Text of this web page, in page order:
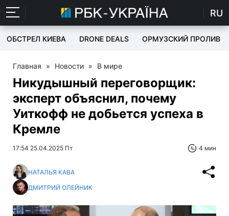
RU
ОБСТРЕЛ КИЕВА DRONE DEALS ОРМУЗСКИЙ ПРОЛИВ
Главная » Новости » В мире
Никудышный переговорщик:
эксперт объяснил, почему
Уиткофф не добьется успеха в
Кремле
17:54 25.04.2025 Пт 4 мин
НАТАЛЬЯ КАВА
ДМИТРИЙ ОЛЕЙНИК